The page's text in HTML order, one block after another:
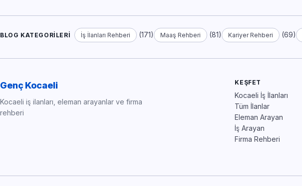
BLOG KATEGORILERI İş İlanları Rehberi (171) Maaş Rehberi (81) Kariyer Rehberi (69)
Genç Kocaeli
Kocaeli iş ilanları, eleman arayanlar ve firma
rehberi
KEŞFET
Kocaeli İş İlanları
Tüm İlanlar
Eleman Arayan
İş Arayan
Firma Rehberi